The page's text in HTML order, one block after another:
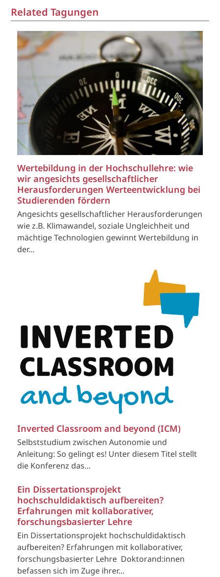
Related Tagungen
Wertebildung in der Hochschullehre: wie
wir angesichts gesellschaftlicher
Herausforderungen Werteentwicklung bei
Studierenden fördern
Angesichts gesellschaftlicher Herausforderungen
wie z.B. Klimawandel, soziale Ungleichheit und
mächtige Technologien gewinnt Wertebildung in
der…
Inverted Classroom and beyond (ICM)
Selbststudium zwischen Autonomie und
Anleitung: So gelingt es! Unter diesem Titel stellt
die Konferenz das…
Ein Dissertationsprojekt
hochschuldidaktisch aufbereiten?
Erfahrungen mit kollaborativer,
forschungsbasierter Lehre
Ein Dissertationsprojekt hochschuldidaktisch
aufbereiten? Erfahrungen mit kollaborativer,
forschungsbasierter Lehre Doktorand:innen
befassen sich im Zuge ihrer…